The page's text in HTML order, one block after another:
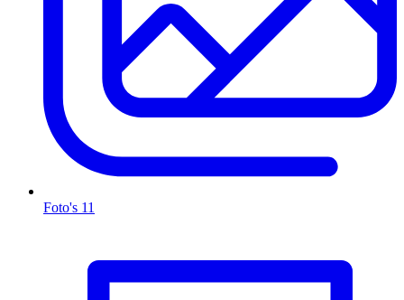
Foto's 11